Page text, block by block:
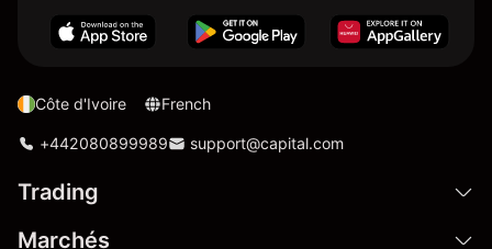
Côte d'Ivoire French
+442080899989 support@capital.com
Trading
Marchés